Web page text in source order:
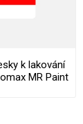
k lakování
MR Paint